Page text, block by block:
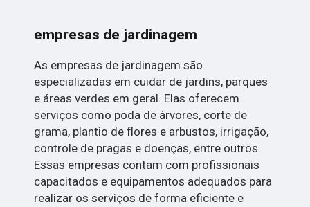
empresas de jardinagem
As empresas de jardinagem são
especializadas em cuidar de jardins, parques
e áreas verdes em geral. Elas oferecem
serviços como poda de árvores, corte de
grama, plantio de flores e arbustos, irrigação,
controle de pragas e doenças, entre outros.
Essas empresas contam com profissionais
capacitados e equipamentos adequados para
realizar os serviços de forma eficiente e